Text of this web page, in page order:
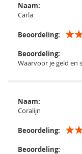
Naam:
Carla
Beoordeling:
Beoordeling:
Waarvoor je geld en
Naam:
Coralijn
Beoordeling:
Beoordeling: